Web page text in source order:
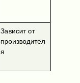
Зависит от
производител
я